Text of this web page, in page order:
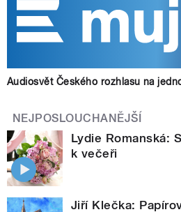
Audiosvět Českého rozhlasu na
NEJPOSLOUCHANĚJŠÍ
Lydie Romanská:
k večeři
Jiří Klečka: